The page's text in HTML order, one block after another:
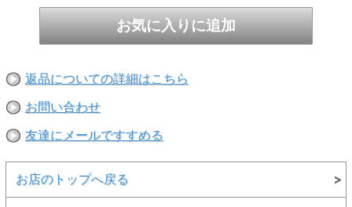
※撮影時の環境やご使用のPCモニター等の環境により実際の色味と
多少異なる場合があります。
※当店取扱い商品は一部店頭在庫と共有をしております。
す。完売や欠品の場合は大変ご迷惑をおかけしますが、予めご了承の
うえ注文いただきますようお願い申し上げます。
返品についての詳細はこちら
お問い合わせ
友達にメールですすめる
お店のトップへ戻る